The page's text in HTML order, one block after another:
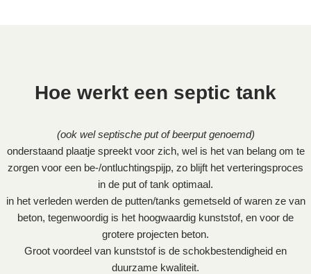
Hoe werkt een septic tank
(ook wel septische put of beerput genoemd)
onderstaand plaatje spreekt voor zich, wel is het van belang om te
zorgen voor een be-/ontluchtingspijp, zo blijft het verteringsproces
in de put of tank optimaal.
in het verleden werden de putten/tanks gemetseld of waren ze van
beton, tegenwoordig is het hoogwaardig kunststof, en voor de
grotere projecten beton.
Groot voordeel van kunststof is de schokbestendigheid en
duurzame kwaliteit.